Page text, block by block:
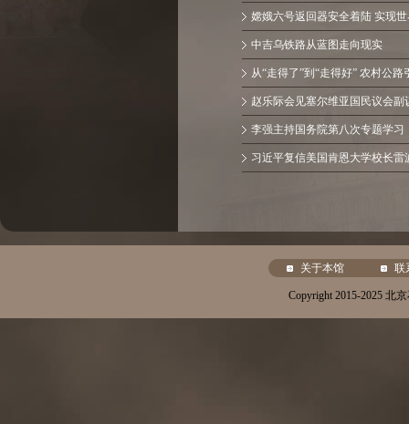
嫦娥六号返回器安全着陆 实现
中吉乌铁路从蓝图走向现实
从“走得了”到“走得好” 农村公路
赵乐际会见塞尔维亚国民议会副
李强主持国务院第八次专题学习
习近平复信美国肯恩大学校长雷
关于本馆 联
Copyright 2015-2025 北